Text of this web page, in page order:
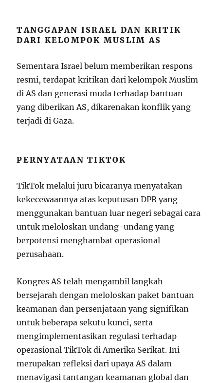
TANGGAPAN ISRAEL DAN KRITIK
DARI KELOMPOK MUSLIM AS
Sementara Israel belum memberikan respons
resmi, terdapat kritikan dari kelompok Muslim
di AS dan generasi muda terhadap bantuan
yang diberikan AS, dikarenakan konflik yang
terjadi di Gaza.
PERNYATAAN TIKTOK
TikTok melalui juru bicaranya menyatakan
kekecewaannya atas keputusan DPR yang
menggunakan bantuan luar negeri sebagai cara
untuk meloloskan undang-undang yang
berpotensi menghambat operasional
perusahaan.
Kongres AS telah mengambil langkah
bersejarah dengan meloloskan paket bantuan
keamanan dan persenjataan yang signifikan
untuk beberapa sekutu kunci, serta
mengimplementasikan regulasi terhadap
operasional TikTok di Amerika Serikat. Ini
merupakan refleksi dari upaya AS dalam
menavigasi tantangan keamanan global dan